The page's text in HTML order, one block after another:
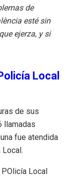
de
esté sin
ejerza, y si
Local
de sus
llamadas
fue atendida
Local.
Local